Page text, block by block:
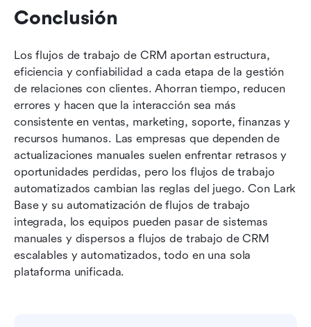
Conclusión
Los flujos de trabajo de CRM aportan estructura,
eficiencia y confiabilidad a cada etapa de la gestión
de relaciones con clientes. Ahorran tiempo, reducen
errores y hacen que la interacción sea más
consistente en ventas, marketing, soporte, finanzas y
recursos humanos. Las empresas que dependen de
actualizaciones manuales suelen enfrentar retrasos y
oportunidades perdidas, pero los flujos de trabajo
automatizados cambian las reglas del juego. Con Lark
Base y su automatización de flujos de trabajo
integrada, los equipos pueden pasar de sistemas
manuales y dispersos a flujos de trabajo de CRM
escalables y automatizados, todo en una sola
plataforma unificada.